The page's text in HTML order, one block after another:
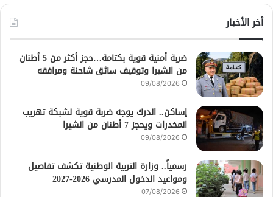
أخر الأخبار
ضربة أمنية قوية بكتامة…حجز أكثر من 5 أطنان
من الشيرا وتوقيف سائق شاحنة ومرافقه
09/08/2026
إساكن.. الدرك يوجه ضربة قوية لشبكة تهريب
المخدرات ويحجز 7 أطنان من الشيرا
09/08/2026
رسمياً.. وزارة التربية الوطنية تكشف تفاصيل
ومواعيد الدخول المدرسي 2026-2027
07/08/2026